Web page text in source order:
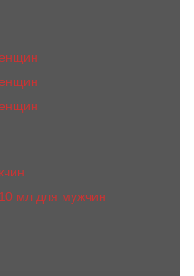
мл для мужчин